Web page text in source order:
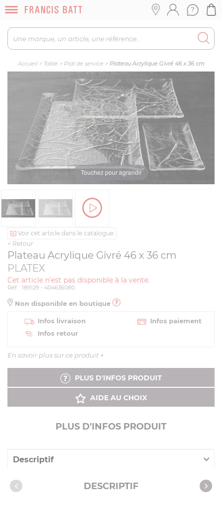
Accueil> Table > Plat de service > Plateau Acrylique Givré 46 x 36 cm
Touchez pour agrandir
Voir cet article dans le catalogue
< Retour
Plateau Acrylique Givré 46 x 36 cm
PLATEX
Cet article n'est pas disponible à la vente.
Réf. : 189129 - 404636080
Non disponible en boutique
Infos livraison
Infos paiement
Infos retour
En savoir plus sur ce produit +
PLUS D'INFOS PRODUIT
AIDE AU CHOIX
PLUS D'INFOS PRODUIT
Descriptif
Caractéristiques
DESCRIPTIF